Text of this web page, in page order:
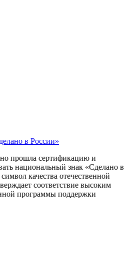
в России»
прошла сертификацию и
национальный знак «Сделано в
качества отечественной
соответствие высоким
программы поддержки